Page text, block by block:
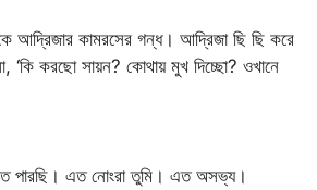
আদ্রিজার কামরসের গন্ধ। আদ্রিজা ছি ছি করে
করছো সায়ন? কোথায় মুখ দিচ্ছো? ওখানে
পারছি। এত নোংরা তুমি। এত অসভ্য।